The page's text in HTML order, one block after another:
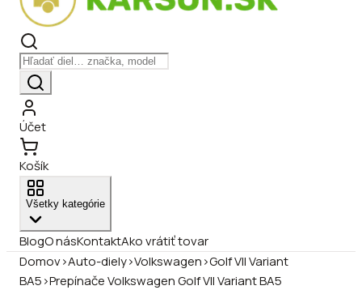
Účet
Košík
Všetky kategórie
BlogO násKontaktAko vrátiť tovar
Domov›Auto-diely›Volkswagen›Golf VII Variant
BA5›Prepínače Volkswagen Golf VII Variant BA5